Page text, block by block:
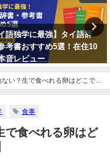
人との会話が捗る！「田
関するタイ語
7月15日
い？生で食べれる卵はどこで売
食事
で食べれる卵はど